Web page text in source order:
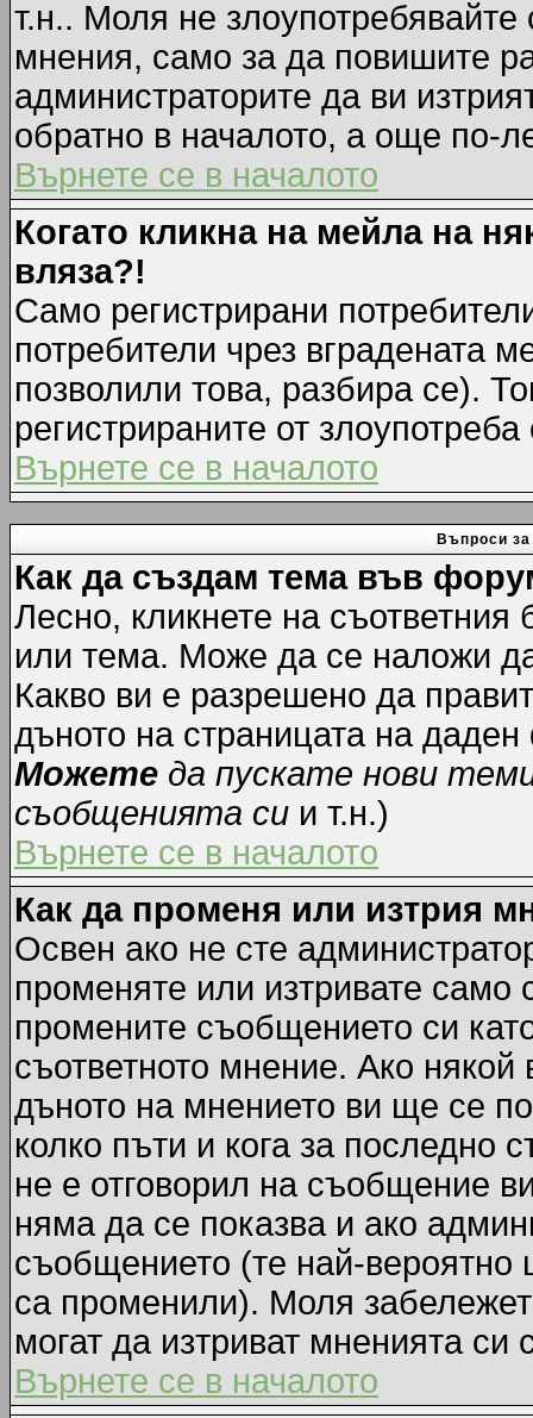
т.н.. Моля не
мнения, само за да повишите
администраторите да ви
обратно в началото, а още по-
Върнете се в началото
Когато кликна на мейла на
вляза?!
Само регистрирани
потребители чрез вградената
позволили това, разбира се).
регистрираните от
Върнете се в началото
Въпроси
Как да създам тема във
Лесно, кликнете на
или тема. Може да се наложи
Какво ви е разрешено да
дъното на страницата на
Можете да пускате нови
съобщенията си и т.н.)
Върнете се в началото
Как да променя или изтрия
Освен ако не сте
променяте или изтривате
промените съобщението си
съответното мнение. Ако
дъното на мнението ви ще се
колко пъти и кога за последно
не е отговорил на съобщение
няма да се показва и ако
съобщението (те най-
са променили). Моля
могат да изтриват мненията си
Върнете се в началото